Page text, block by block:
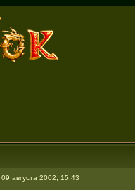
августа 2002, 15:43